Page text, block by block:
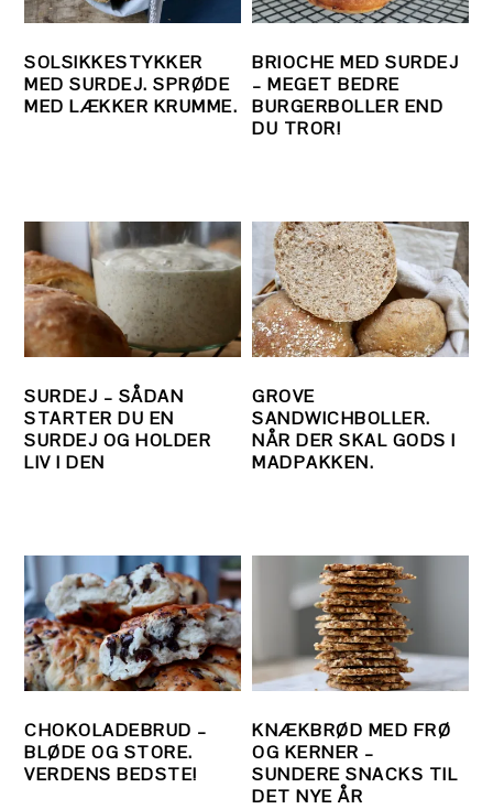
SOLSIKKESTYKKER
MED SURDEJ. SPRØDE
MED LÆKKER KRUMME.
BRIOCHE MED SURDEJ
– MEGET BEDRE
BURGERBOLLER END
DU TROR!
SURDEJ – SÅDAN
STARTER DU EN
SURDEJ OG HOLDER
LIV I DEN
GROVE
SANDWICHBOLLER.
NÅR DER SKAL GODS I
MADPAKKEN.
CHOKOLADEBRUD –
BLØDE OG STORE.
VERDENS BEDSTE!
KNÆKBRØD MED FRØ
OG KERNER –
SUNDERE SNACKS TIL
DET NYE ÅR